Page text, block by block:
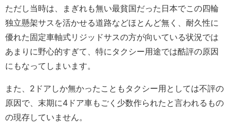
ただし当時は、まぎれも無い最貧国だった日本でこの四輪
独立懸架サスを活かせる道路などほとんど無く、耐久性に
優れた固定車軸式リジッドサスの方が向いている状況では
あまりに野心的すぎて、特にタクシー用途では酷評の原因
にもなってしまいます。
また、2ドアしか無かったこともタクシー用としては不評の
原因で、末期に4ドア車もごく少数作られたと言われるもの
の現存していません。